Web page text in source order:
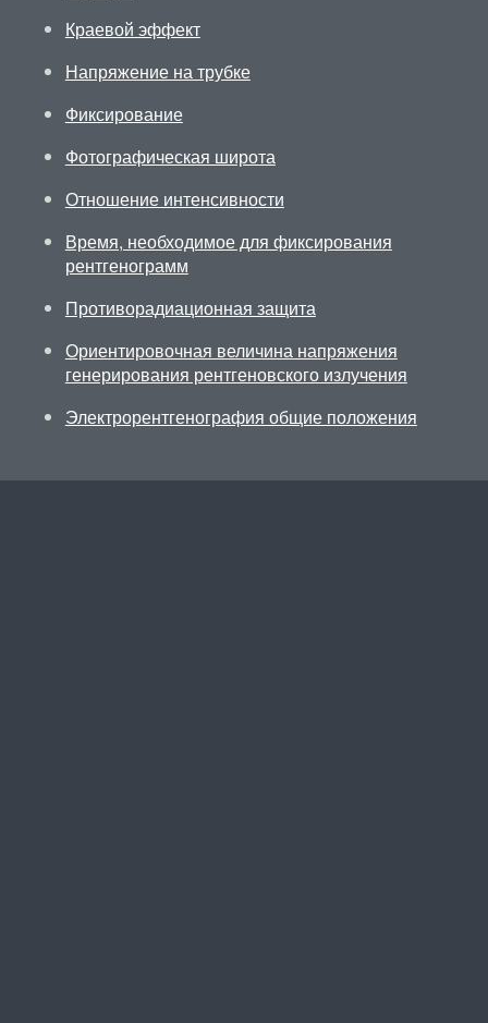
Краевой эффект
Напряжение на трубке
Фиксирование
Фотографическая широта
Отношение интенсивности
Время, необходимое для фиксирования
рентгенограмм
Противорадиационная защита
Ориентировочная величина напряжения
генерирования рентгеновского излучения
Электрорентгенография общие положения